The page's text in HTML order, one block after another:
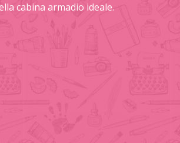
cabina armadio ideale.